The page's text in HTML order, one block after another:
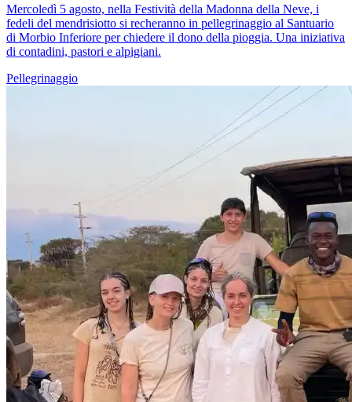
Mercoledì 5 agosto, nella Festività della Madonna della Neve, i
fedeli del mendrisiotto si recheranno in pellegrinaggio al Santuario
di Morbio Inferiore per chiedere il dono della pioggia. Una iniziativa
di contadini, pastori e alpigiani.
Pellegrinaggio